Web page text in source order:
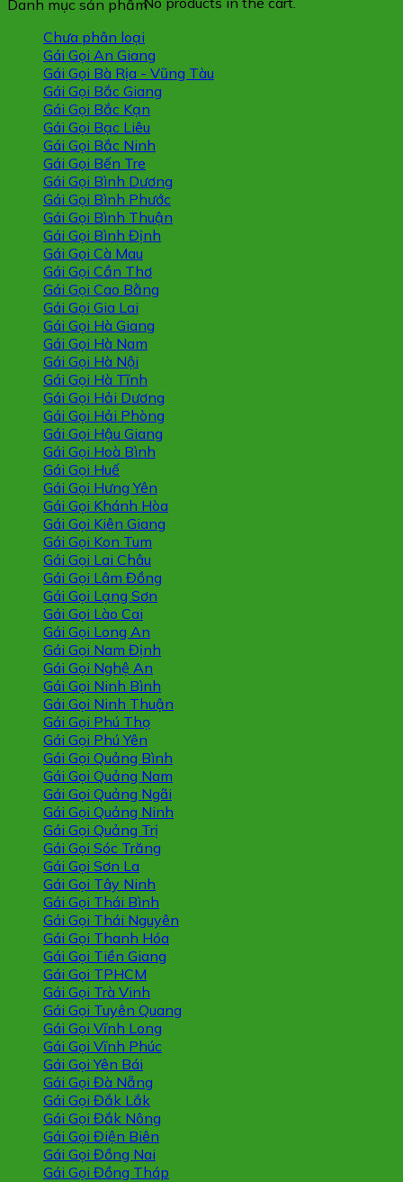
Danh mục sản phẩm
Chưa phân loại
Gái Gọi An Giang
Gái Gọi Bà Rịa - Vũng Tàu
Gái Gọi Bắc Giang
Gái Gọi Bắc Kạn
Gái Gọi Bạc Liêu
Gái Gọi Bắc Ninh
Gái Gọi Bến Tre
Gái Gọi Bình Dương
Gái Gọi Bình Phước
Gái Gọi Bình Thuận
Gái Gọi Bình Định
Gái Gọi Cà Mau
Gái Gọi Cần Thơ
Gái Gọi Cao Bằng
Gái Gọi Gia Lai
Gái Gọi Hà Giang
Gái Gọi Hà Nam
Gái Gọi Hà Nội
Gái Gọi Hà Tĩnh
Gái Gọi Hải Dương
Gái Gọi Hải Phòng
Gái Gọi Hậu Giang
Gái Gọi Hoà Bình
Gái Gọi Huế
Gái Gọi Hưng Yên
Gái Gọi Khánh Hòa
Gái Gọi Kiên Giang
Gái Gọi Kon Tum
Gái Gọi Lai Châu
Gái Gọi Lâm Đồng
Gái Gọi Lạng Sơn
Gái Gọi Lào Cai
Gái Gọi Long An
Gái Gọi Nam Định
Gái Gọi Nghệ An
Gái Gọi Ninh Bình
Gái Gọi Ninh Thuận
Gái Gọi Phú Thọ
Gái Gọi Phú Yên
Gái Gọi Quảng Bình
Gái Gọi Quảng Nam
Gái Gọi Quảng Ngãi
Gái Gọi Quảng Ninh
Gái Gọi Quảng Trị
Gái Gọi Sóc Trăng
Gái Gọi Sơn La
Gái Gọi Tây Ninh
Gái Gọi Thái Bình
Gái Gọi Thái Nguyên
Gái Gọi Thanh Hóa
Gái Gọi Tiền Giang
Gái Gọi TPHCM
Gái Gọi Trà Vinh
Gái Gọi Tuyên Quang
Gái Gọi Vĩnh Long
Gái Gọi Vĩnh Phúc
Gái Gọi Yên Bái
Gái Gọi Đà Nẵng
Gái Gọi Đắk Lắk
Gái Gọi Đắk Nông
Gái Gọi Điện Biên
Gái Gọi Đồng Nai
Gái Gọi Đồng Tháp